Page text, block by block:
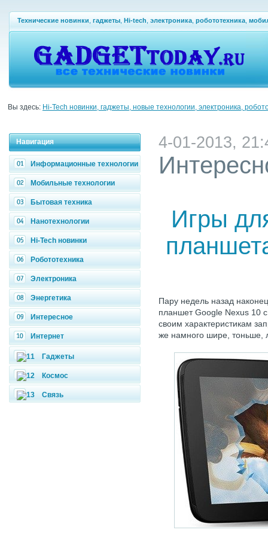
Технические новинки гаджеты Hi-tech электроника робототехника
Вы здесь: Hi-Tech новинки, гаджеты, новые технологии, электроника,
Навигация
Информационные технологии
Мобильные технологии
Бытовая техника
Нанотехнологии
Hi-Tech новинки
Робототехника
Электроника
Энергетика
Интересное
Интернет
Гаджеты
Космос
Связь
4-01-2013,
Игры
Пару недель назад
планшет Google Nexus 10
своим характеристикам
же намного шире, тоньше,